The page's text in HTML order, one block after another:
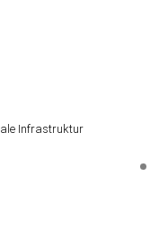
Infrastruktur